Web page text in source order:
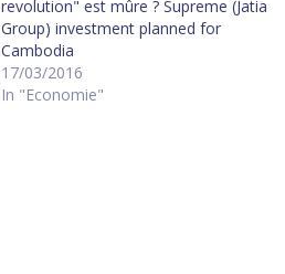
revolution" est mûre ? Supreme (Jatia
Group) investment planned for
Cambodia
17/03/2016
In "Economie"